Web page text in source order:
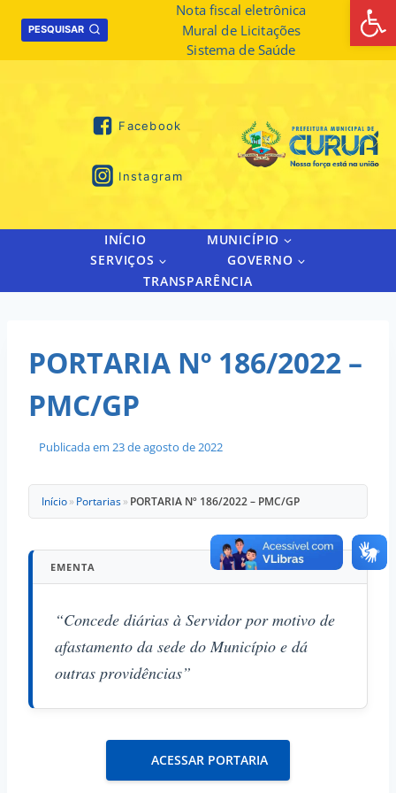
PESQUISAR
Nota fiscal eletrônica
Mural de Licitações
Sistema de Saúde
Facebook
Instagram
INÍCIO
MUNICÍPIO
SERVIÇOS
GOVERNO
TRANSPARÊNCIA
PORTARIA Nº 186/2022 –
PMC/GP
Publicada em 23 de agosto de 2022
Início» Portarias» PORTARIA Nº 186/2022 – PMC/GP
EMENTA
“Concede diárias à Servidor por motivo de
afastamento da sede do Município e dá
outras providências”
ACESSAR PORTARIA